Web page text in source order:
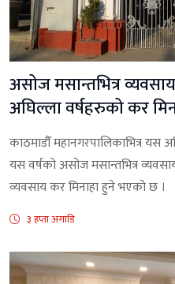
असोज मसान्तभित्र
अघिल्ला वर्षहरुको कर
काठमाडौँ महानगरपालिकाभित्र
यस वर्षको असोज मसान्तभित्र
व्यवसाय कर मिनाहा हुने भएको छ ।
३ हप्ता अगाडि